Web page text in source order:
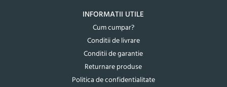
INFORMATII UTILE
Cum cumpar?
Conditii de livrare
Conditii de garantie
Returnare produse
Politica de confidentialitate